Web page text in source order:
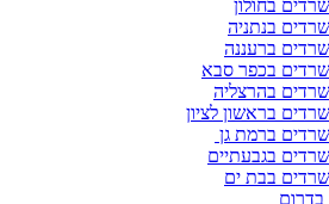
בחולון
בנתניה
ברעננה
בכפר סבא
בהרצליה
בראשון לציון
ברמת גן
בגבעתיים
בבת ים
בדרום